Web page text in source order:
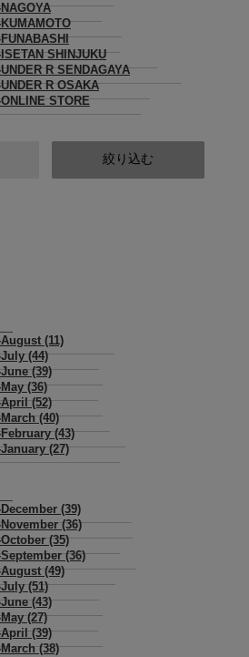
NAGOYA
KUMAMOTO
FUNABASHI
ISETAN SHINJUKU
UNDER R SENDAGAYA
UNDER R OSAKA
ONLINE STORE
絞り込む
August (11)
July (44)
June (39)
May (36)
April (52)
March (40)
February (43)
January (27)
December (39)
November (36)
October (35)
September (36)
August (49)
July (51)
June (43)
May (27)
April (39)
March (38)